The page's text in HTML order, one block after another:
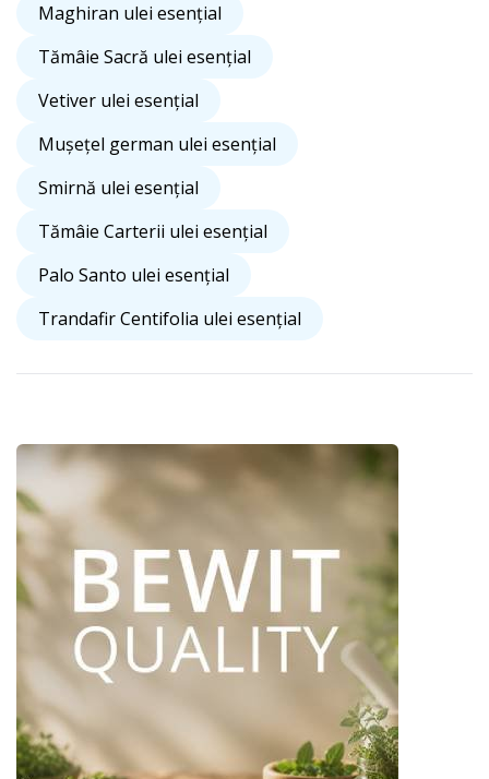
Maghiran ulei esențial
Tămâie Sacră ulei esențial
Vetiver ulei esențial
Mușețel german ulei esențial
Smirnă ulei esențial
Tămâie Carterii ulei esențial
Palo Santo ulei esențial
Trandafir Centifolia ulei esențial